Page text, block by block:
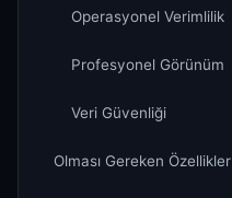
Operasyonel Verimlilik
Profesyonel Görünüm
Veri Güvenliği
Olması Gereken Özellikler